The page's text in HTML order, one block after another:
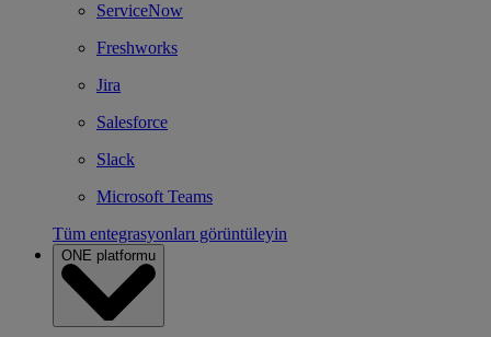
ServiceNow
Freshworks
Jira
Salesforce
Slack
Microsoft Teams
Tüm entegrasyonları görüntüleyin
ONE platformu